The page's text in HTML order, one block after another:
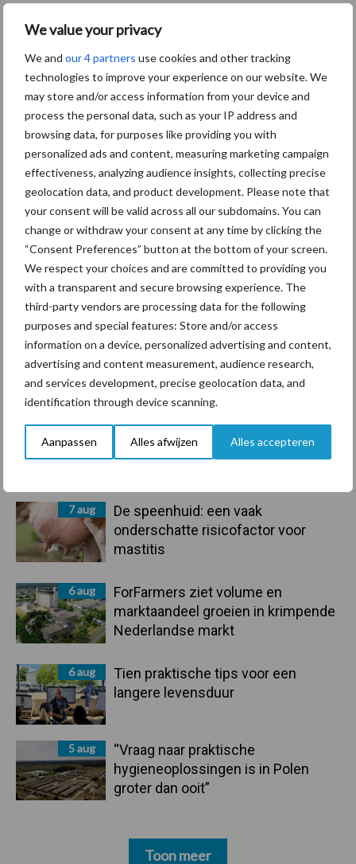
We value your privacy
We and our 4 partners use cookies and other tracking
technologies to improve your experience on our website. We
may store and/or access information from your device and
process the personal data, such as your IP address and
browsing data, for purposes like providing you with
personalized ads and content, measuring marketing campaign
effectiveness, analyzing audience insights, collecting precise
geolocation data, and product development. Please note that
your consent will be valid across all our subdomains. You can
change or withdraw your consent at any time by clicking the
“Consent Preferences” button at the bottom of your screen.
We respect your choices and are committed to providing you
with a transparent and secure browsing experience. The
third-party vendors are processing data for the following
purposes and special features: Store and/or access
information on a device, personalized advertising and content,
advertising and content measurement, audience research,
and services development, precise geolocation data, and
identification through device scanning.
Aanpassen Alles afwijzen Alles accepteren
Primaire
Sidebar
Recent nieuws Partner nieuws
7 aug
Grondstoffenmarkt blijft grillig:
droogte en geopolitiek houden
7 aug
De speenhuid: een vaak
onderschatte risicofactor voor
mastitis
6 aug
ForFarmers ziet volume en
marktaandeel groeien in krimpende
Nederlandse markt
6 aug
Tien praktische tips voor een
langere levensduur
5 aug
“Vraag naar praktische
hygieneoplossingen is in Polen
groter dan ooit”
Toon meer
Themapagina's
Diergezondheid Bemesting Fokkerij
Beregening Bijproducten
Toon meer